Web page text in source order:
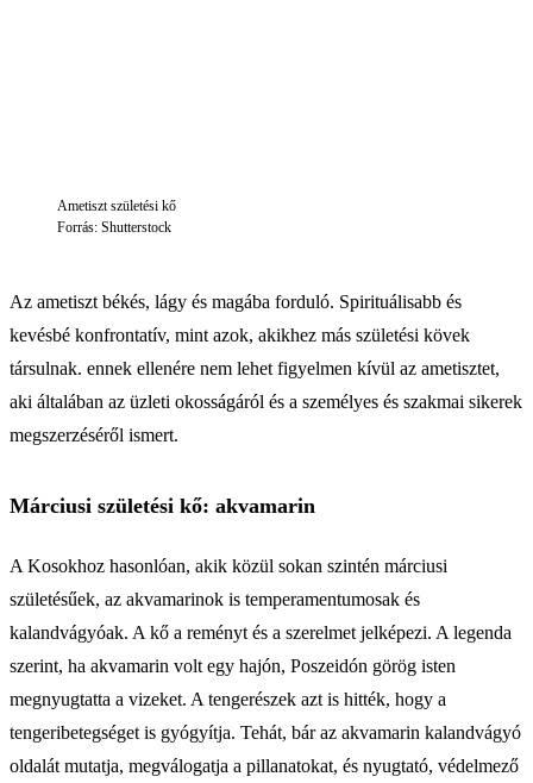
Ametiszt születési kő
Forrás: Shutterstock
Az ametiszt békés, lágy és magába forduló. Spirituálisabb és
kevésbé konfrontatív, mint azok, akikhez más születési kövek
társulnak. ennek ellenére nem lehet figyelmen kívül az ametisztet,
aki általában az üzleti okosságáról és a személyes és szakmai sikerek
megszerzéséről ismert.
Márciusi születési kő: akvamarin
A Kosokhoz hasonlóan, akik közül sokan szintén márciusi
születésűek, az akvamarinok is temperamentumosak és
kalandvágyóak. A kő a reményt és a szerelmet jelképezi. A legenda
szerint, ha akvamarin volt egy hajón, Poszeidón görög isten
megnyugtatta a vizeket. A tengerészek azt is hitték, hogy a
tengeribetegséget is gyógyítja. Tehát, bár az akvamarin kalandvágyó
oldalát mutatja, megválogatja a pillanatokat, és nyugtató, védelmező